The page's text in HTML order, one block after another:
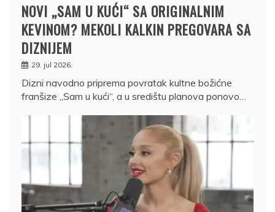
NOVI „SAM U KUĆI“ SA ORIGINALNIM
KEVINOM? MEKOLI KALKIN PREGOVARA SA
DIZNIJEM
29. jul 2026.
Dizni navodno priprema povratak kultne božićne
franšize „Sam u kući“, a u središtu planova ponovo…